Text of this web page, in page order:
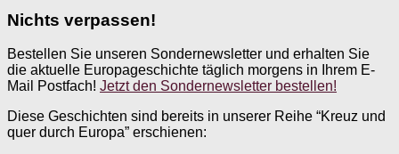
Nichts verpassen!
Bestellen Sie unseren Sondernewsletter und erhalten Sie
die aktuelle Europageschichte täglich morgens in Ihrem E-
Mail Postfach! Jetzt den Sondernewsletter bestellen!
Diese Geschichten sind bereits in unserer Reihe “Kreuz und
quer durch Europa” erschienen: